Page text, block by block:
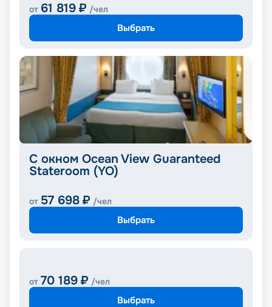
от 61 819 ₽ /чел
Выбрать
С окном Ocean View Guaranteed
Stateroom (YO)
от 57 698 ₽ /чел
Выбрать
от 70 189 ₽ /чел
Выбрать